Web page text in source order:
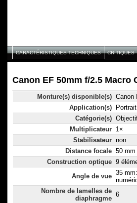
CARACTÉRISTIQUES TECHNIQUES CRITIQUES
Canon EF 50mm f/2.5
Monture(s) disponible(s) Canon
Application(s)
Catégorie(s)
Multiplicateur 1×
Stabilisateur non
Distance focale 50
Construction optique 9
Angle de vue 35
Nombre de lamelles de
diaphragme
6